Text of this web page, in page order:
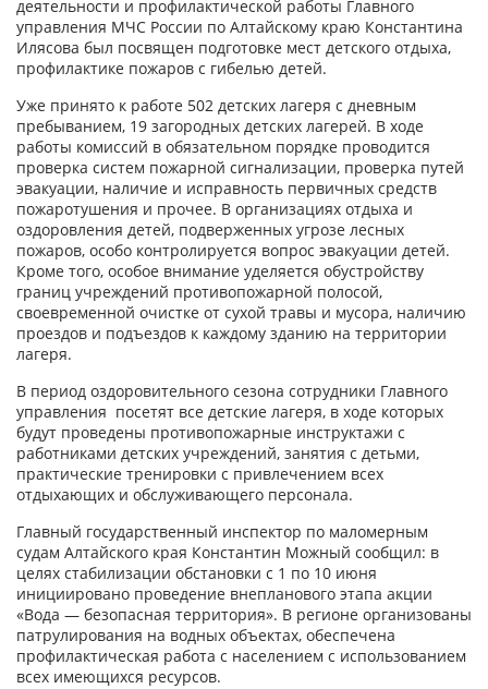
деятельности и профилактической работы Главного
управления МЧС России по Алтайскому краю Константина
Илясова был посвящен подготовке мест детского отдыха,
профилактике пожаров с гибелью детей.
Уже принято к работе 502 детских лагеря с дневным
пребыванием, 19 загородных детских лагерей. В ходе
работы комиссий в обязательном порядке проводится
проверка систем пожарной сигнализации, проверка путей
эвакуации, наличие и исправность первичных средств
пожаротушения и прочее. В организациях отдыха и
оздоровления детей, подверженных угрозе лесных
пожаров, особо контролируется вопрос эвакуации детей.
Кроме того, особое внимание уделяется обустройству
границ учреждений противопожарной полосой,
своевременной очистке от сухой травы и мусора, наличию
проездов и подъездов к каждому зданию на территории
лагеря.
В период оздоровительного сезона сотрудники Главного
управления посетят все детские лагеря, в ходе которых
будут проведены противопожарные инструктажи с
работниками детских учреждений, занятия с детьми,
практические тренировки с привлечением всех
отдыхающих и обслуживающего персонала.
Главный государственный инспектор по маломерным
судам Алтайского края Константин Можный сообщил: в
целях стабилизации обстановки с 1 по 10 июня
инициировано проведение внепланового этапа акции
«Вода — безопасная территория». В регионе организованы
патрулирования на водных объектах, обеспечена
профилактическая работа с населением с использованием
всех имеющихся ресурсов.